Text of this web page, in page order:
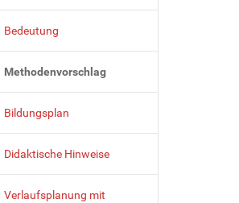
Bedeutung
Methodenvorschlag
Bildungsplan
Didaktische Hinweise
Verlaufsplanung mit